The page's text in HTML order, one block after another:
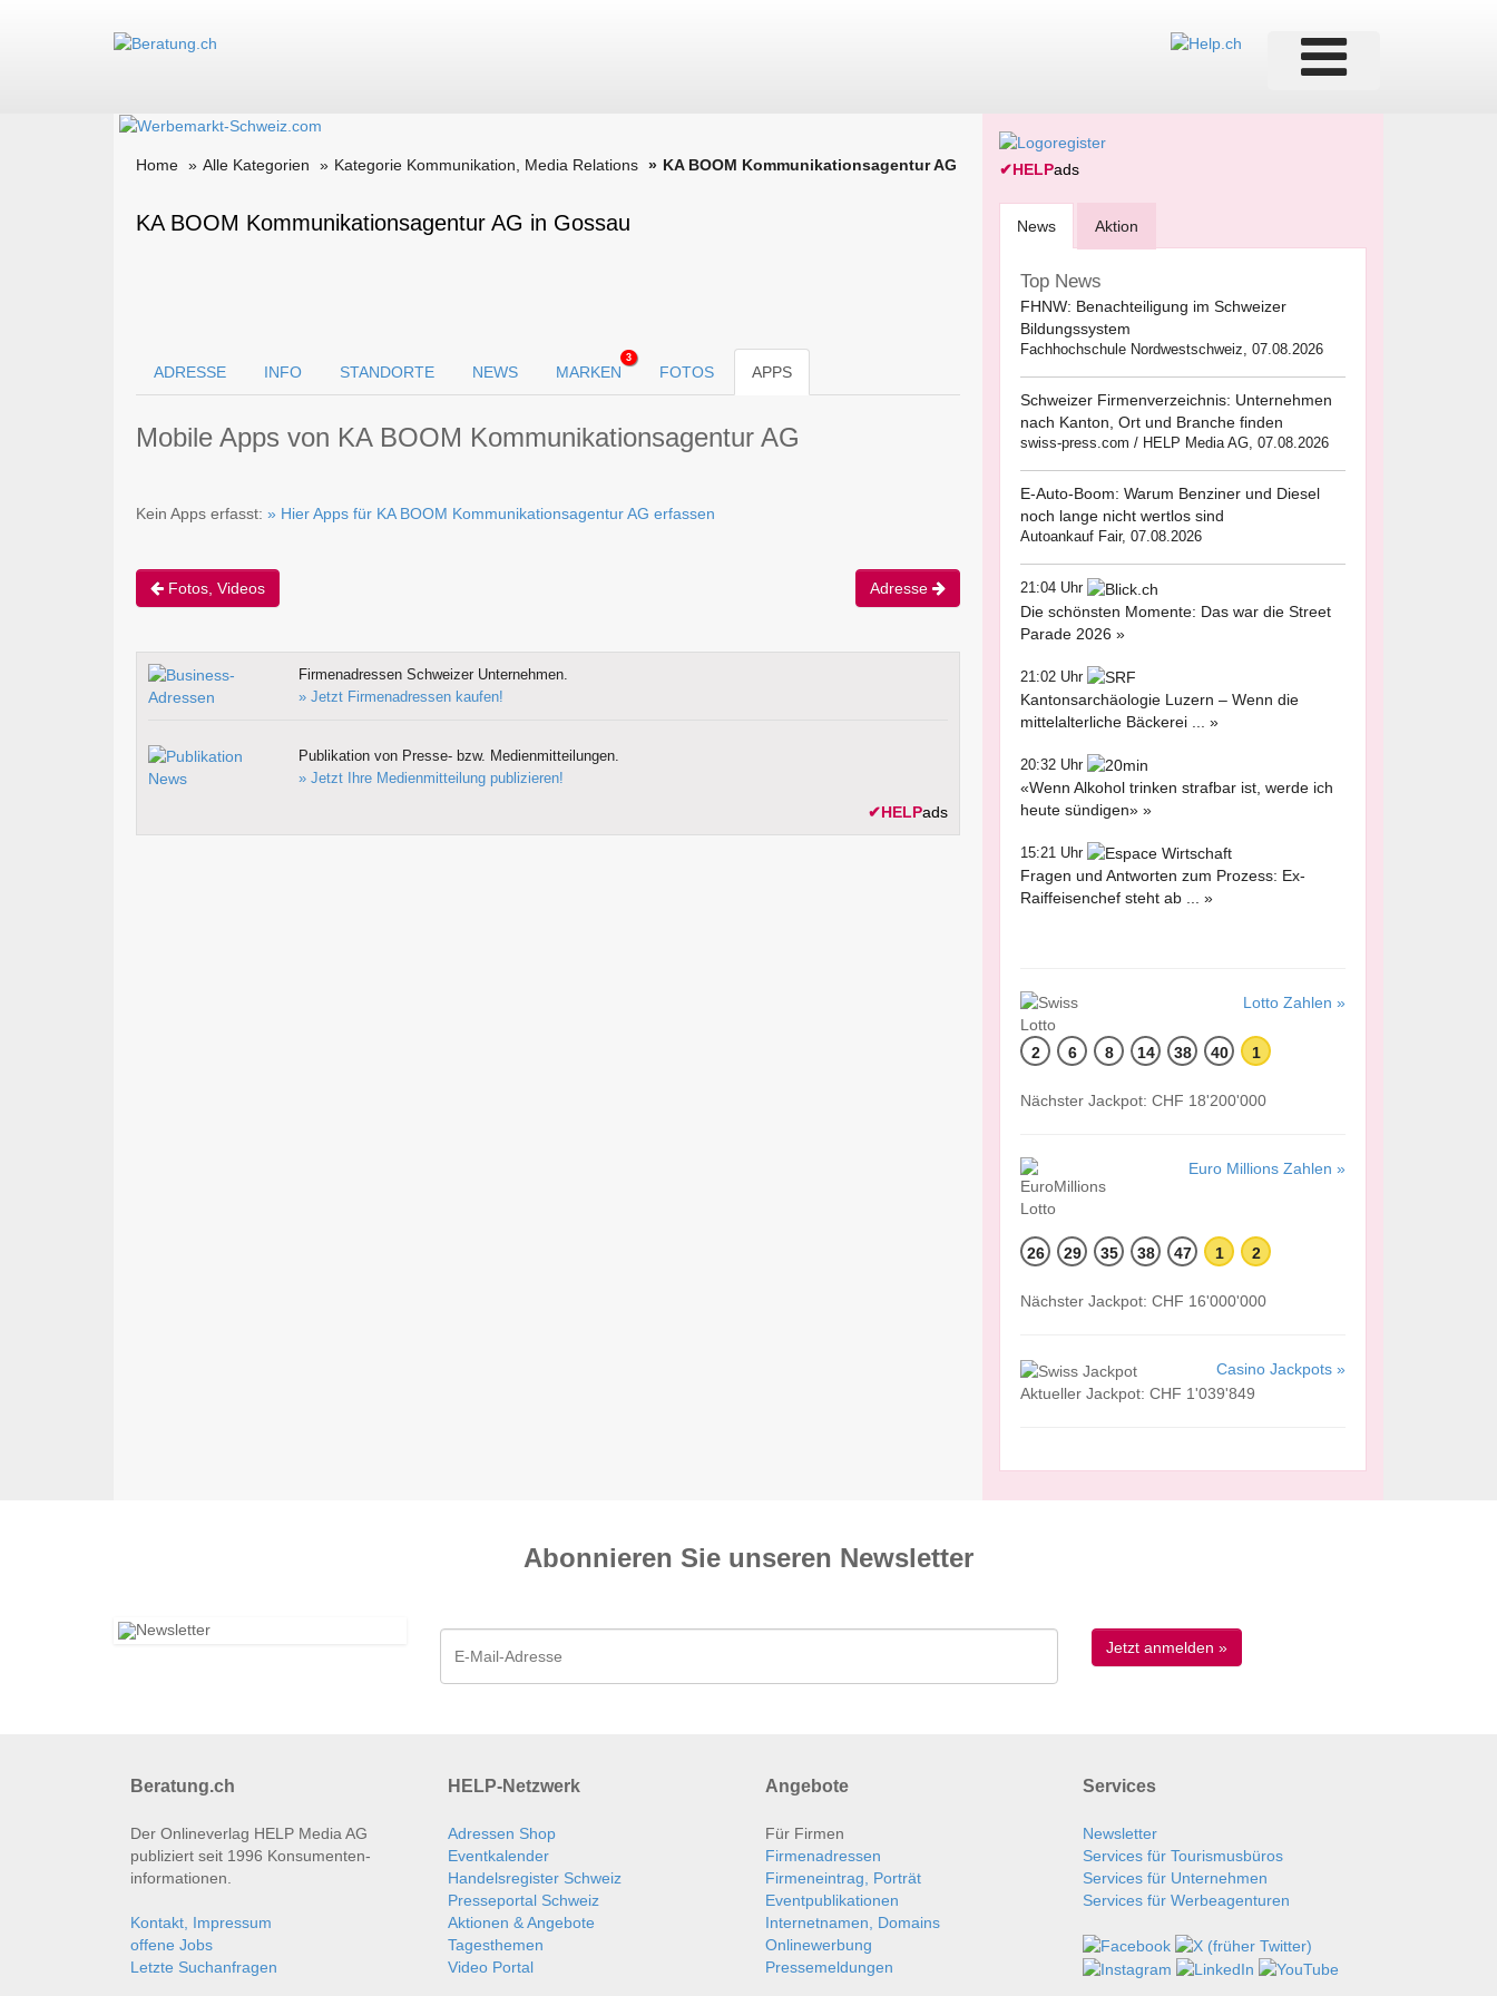
Home Alle Kategorien Kategorie Kommunikation, Media Relations KA BOOM Kommunikationsagentur AG
KA BOOM Kommunikationsagentur AG in Gossau
ADRESSE INFO STANDORTE NEWS MARKEN
3
FOTOS APPS
Mobile Apps von KA BOOM Kommunikationsagentur AG
Kein Apps erfasst: » Hier Apps für KA BOOM Kommunikationsagentur AG erfassen
Fotos, Videos Adresse
Firmenadressen Schweizer Unternehmen.
» Jetzt Firmenadressen kaufen!
Publikation von Presse- bzw. Medienmitteilungen.
» Jetzt Ihre Medienmitteilung publizieren!
✔HELPads
✔HELPads
News Aktion
Top News
FHNW: Benachteiligung im Schweizer
Bildungssystem
Fachhochschule Nordwestschweiz, 07.08.2026
Schweizer Firmenverzeichnis: Unternehmen
nach Kanton, Ort und Branche finden
swiss-press.com / HELP Media AG, 07.08.2026
E-Auto-Boom: Warum Benziner und Diesel
noch lange nicht wertlos sind
Autoankauf Fair, 07.08.2026
21:04 Uhr
Die schönsten Momente: Das war die Street
Parade 2026 »
21:02 Uhr
Kantonsarchäologie Luzern – Wenn die
mittelalterliche Bäckerei ... »
20:32 Uhr
«Wenn Alkohol trinken strafbar ist, werde ich
heute sündigen» »
15:21 Uhr
Fragen und Antworten zum Prozess: Ex-
Raiffeisenchef steht ab ... »
Lotto Zahlen »
2 6 8 14 38 40 1
Nächster Jackpot: CHF 18'200'000
Euro Millions Zahlen »
26 29 35 38 47 1 2
Nächster Jackpot: CHF 16'000'000
Casino Jackpots »
Aktueller Jackpot: CHF 1'039'849
Abonnieren Sie unseren News­letter
Beratung.ch
Der Onlineverlag HELP Media AG
publiziert seit 1996 Konsumenten­
informationen.
Kontakt, Impressum
offene Jobs
Letzte Suchanfragen
HELP-Netzwerk
Adressen Shop
Eventkalender
Handelsregister Schweiz
Presseportal Schweiz
Aktionen & Angebote
Tagesthemen
Video Portal
Angebote
Für Firmen
Firmenadressen
Firmeneintrag, Porträt
Eventpublikationen
Internetnamen, Domains
Onlinewerbung
Pressemeldungen
Services
Newsletter
Services für Tourismusbüros
Services für Unternehmen
Services für Werbeagenturen